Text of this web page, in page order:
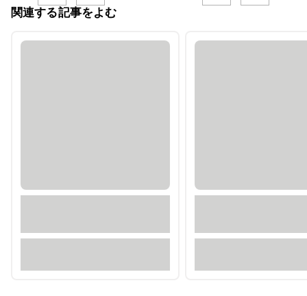
関連する記事をよむ